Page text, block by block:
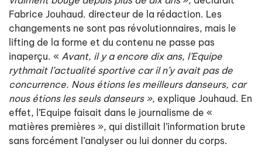
Fabrice Jouhaud. directeur de la rédaction. Les
changements ne sont pas révolutionnaires, mais le
lifting de la forme et du contenu ne passe pas
inaperçu. « Avant, il y a encore dix ans, l’Equipe
rythmait l’actualité sportive car il n’y avait pas de
concurrence. Nous étions les meilleurs danseurs, car
nous étions les seuls danseurs », explique Jouhaud. En
effet, l’Equipe faisait dans le journalisme de «
matières premières », qui distillait l’information brute
sans forcément l’analyser ou lui donner du corps.